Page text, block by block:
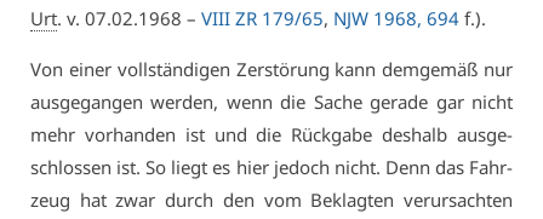
Urt. v. 07.02.1968 – VI­II ZR 179/65, NJW 1968, 694 f.).
Von ei­ner voll­stän­di­gen Zer­stö­rung kann dem­ge­mäß nur
aus­ge­gan­gen wer­den, wenn die Sa­che ge­ra­de gar nicht
mehr vor­han­den ist und die Rück­ga­be des­halb aus­ge­
schlos­sen ist. So liegt es hier je­doch nicht. Denn das Fahr­
zeug hat zwar durch den vom Be­klag­ten ver­ur­sach­ten